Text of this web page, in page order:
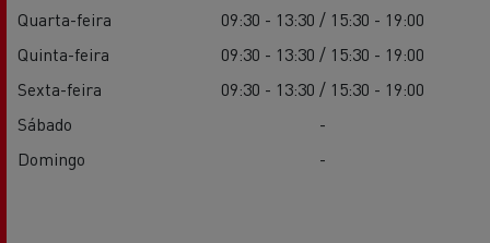
Quarta-feira
09:30 - 13:30 / 15:30 - 19:00
Quinta-feira
09:30 - 13:30 / 15:30 - 19:00
Sexta-feira
09:30 - 13:30 / 15:30 - 19:00
Sábado
-
Domingo
-